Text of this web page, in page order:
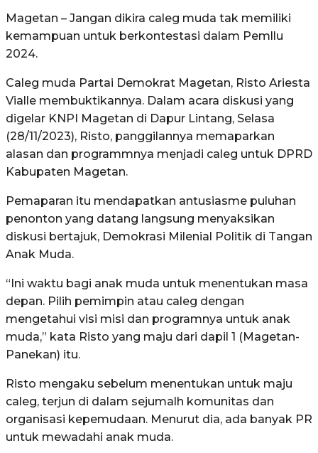
Magetan – Jangan dikira caleg muda tak memiliki
kemampuan untuk berkontestasi dalam Pemllu
2024.
Caleg muda Partai Demokrat Magetan, Risto Ariesta
Vialle membuktikannya. Dalam acara diskusi yang
digelar KNPI Magetan di Dapur Lintang, Selasa
(28/11/2023), Risto, panggilannya memaparkan
alasan dan programmnya menjadi caleg untuk DPRD
Kabupaten Magetan.
Pemaparan itu mendapatkan antusiasme puluhan
penonton yang datang langsung menyaksikan
diskusi bertajuk, Demokrasi Milenial Politik di Tangan
Anak Muda.
“Ini waktu bagi anak muda untuk menentukan masa
depan. Pilih pemimpin atau caleg dengan
mengetahui visi misi dan programnya untuk anak
muda,” kata Risto yang maju dari dapil 1 (Magetan-
Panekan) itu.
Risto mengaku sebelum menentukan untuk maju
caleg, terjun di dalam sejumalh komunitas dan
organisasi kepemudaan. Menurut dia, ada banyak PR
untuk mewadahi anak muda.